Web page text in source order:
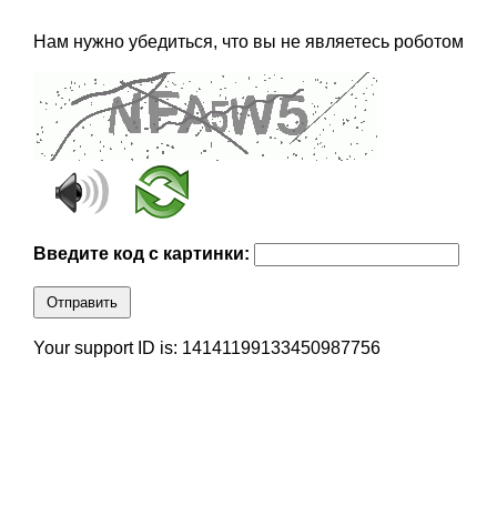
Нам нужно убедиться, что вы не являетесь роботом
Введите код с картинки:
Отправить
Your support ID is: 14141199133450987756